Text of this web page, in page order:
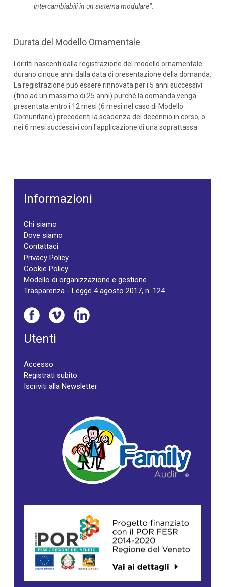
intercambiabili in un sistema modulare”.
Durata del Modello Ornamentale
I diritti nascenti dalla registrazione del modello ornamentale
durano cinque anni dalla data di presentazione della domanda.
La registrazione può essere rinnovata per i 5 anni successivi
(fino ad un massimo di 25 anni) purché la domanda venga
presentata entro i 12 mesi (6 mesi nel caso di Modello
Comunitario) precedenti la scadenza del decennio in corso, o
nei 6 mesi successivi con l'applicazione di una soprattassa
Informazioni
Chi siamo
Dove siamo
Contattaci
Privacy Policy
Cookie Policy
Modello di organizzazione e gestione
Trasparenza - Legge 4 agosto 2017, n. 124
Utenti
Accesso
Registrati subito
Iscriviti alla Newsletter